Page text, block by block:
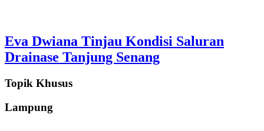
Eva Dwiana Tinjau Kondisi Saluran
Drainase Tanjung Senang
Topik Khusus
Lampung